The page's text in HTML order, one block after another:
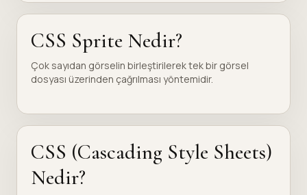
CSS Sprite Nedir?
Çok sayıdan görselin birleştirilerek tek bir görsel
dosyası üzerinden çağrılması yöntemidir.
CSS (Cascading Style Sheets)
Nedir?